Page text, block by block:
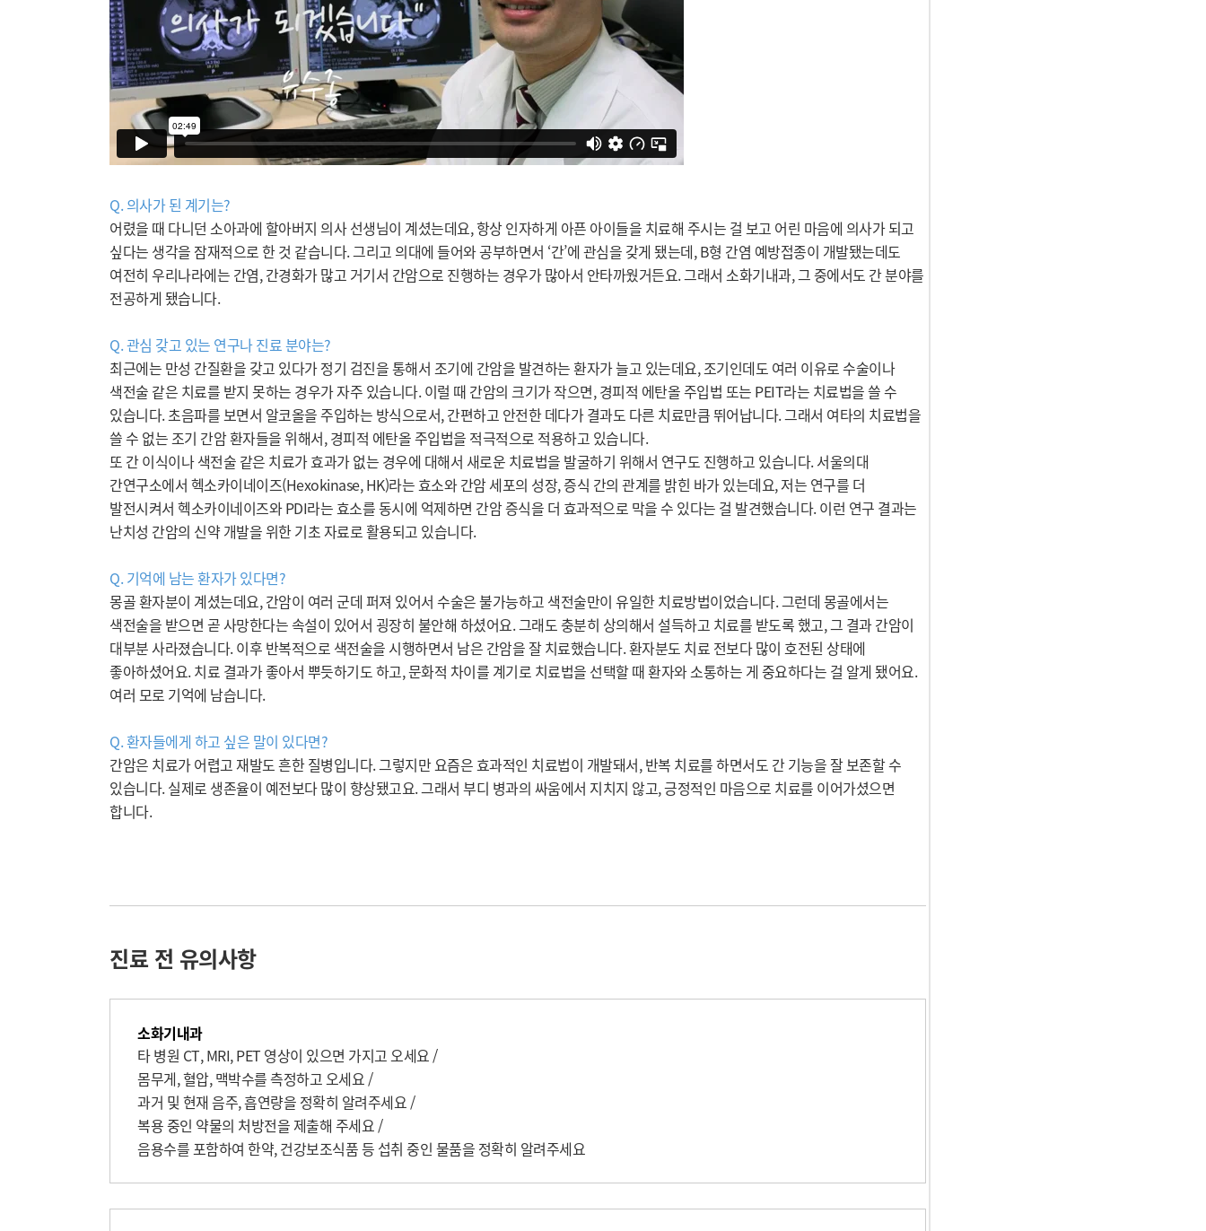
Q. 의사가 된 계기는?
어렸을 때 다니던 소아과에 할아버지 의사 선생님이 계셨는데요, 항상 인자하게 아픈 아이들을 치료해 주시는 걸 보고 어린 마음에 의사가 되고
싶다는 생각을 잠재적으로 한 것 같습니다. 그리고 의대에 들어와 공부하면서 ‘간’에 관심을 갖게 됐는데, B형 간염 예방접종이 개발됐는데도
여전히 우리나라에는 간염, 간경화가 많고 거기서 간암으로 진행하는 경우가 많아서 안타까웠거든요. 그래서 소화기내과, 그 중에서도 간 분야를
전공하게 됐습니다.
Q. 관심 갖고 있는 연구나 진료 분야는?
최근에는 만성 간질환을 갖고 있다가 정기 검진을 통해서 조기에 간암을 발견하는 환자가 늘고 있는데요, 조기인데도 여러 이유로 수술이나
색전술 같은 치료를 받지 못하는 경우가 자주 있습니다. 이럴 때 간암의 크기가 작으면, 경피적 에탄올 주입법 또는 PEIT라는 치료법을 쓸 수
있습니다. 초음파를 보면서 알코올을 주입하는 방식으로서, 간편하고 안전한 데다가 결과도 다른 치료만큼 뛰어납니다. 그래서 여타의 치료법을
쓸 수 없는 조기 간암 환자들을 위해서, 경피적 에탄올 주입법을 적극적으로 적용하고 있습니다.
또 간 이식이나 색전술 같은 치료가 효과가 없는 경우에 대해서 새로운 치료법을 발굴하기 위해서 연구도 진행하고 있습니다. 서울의대
간연구소에서 헥소카이네이즈(Hexokinase, HK)라는 효소와 간암 세포의 성장, 증식 간의 관계를 밝힌 바가 있는데요, 저는 연구를 더
발전시켜서 헥소카이네이즈와 PDI라는 효소를 동시에 억제하면 간암 증식을 더 효과적으로 막을 수 있다는 걸 발견했습니다. 이런 연구 결과는
난치성 간암의 신약 개발을 위한 기초 자료로 활용되고 있습니다.
Q. 기억에 남는 환자가 있다면?
몽골 환자분이 계셨는데요, 간암이 여러 군데 퍼져 있어서 수술은 불가능하고 색전술만이 유일한 치료방법이었습니다. 그런데 몽골에서는
색전술을 받으면 곧 사망한다는 속설이 있어서 굉장히 불안해 하셨어요. 그래도 충분히 상의해서 설득하고 치료를 받도록 했고, 그 결과 간암이
대부분 사라졌습니다. 이후 반복적으로 색전술을 시행하면서 남은 간암을 잘 치료했습니다. 환자분도 치료 전보다 많이 호전된 상태에
좋아하셨어요. 치료 결과가 좋아서 뿌듯하기도 하고, 문화적 차이를 계기로 치료법을 선택할 때 환자와 소통하는 게 중요하다는 걸 알게 됐어요.
여러 모로 기억에 남습니다.
Q. 환자들에게 하고 싶은 말이 있다면?
간암은 치료가 어렵고 재발도 흔한 질병입니다. 그렇지만 요즘은 효과적인 치료법이 개발돼서, 반복 치료를 하면서도 간 기능을 잘 보존할 수
있습니다. 실제로 생존율이 예전보다 많이 향상됐고요. 그래서 부디 병과의 싸움에서 지치지 않고, 긍정적인 마음으로 치료를 이어가셨으면
합니다.
진료 전 유의사항
소화기내과
타 병원 CT, MRI, PET 영상이 있으면 가지고 오세요 /
몸무게, 혈압, 맥박수를 측정하고 오세요 /
과거 및 현재 음주, 흡연량을 정확히 알려주세요 /
복용 중인 약물의 처방전을 제출해 주세요 /
음용수를 포함하여 한약, 건강보조식품 등 섭취 중인 물품을 정확히 알려주세요